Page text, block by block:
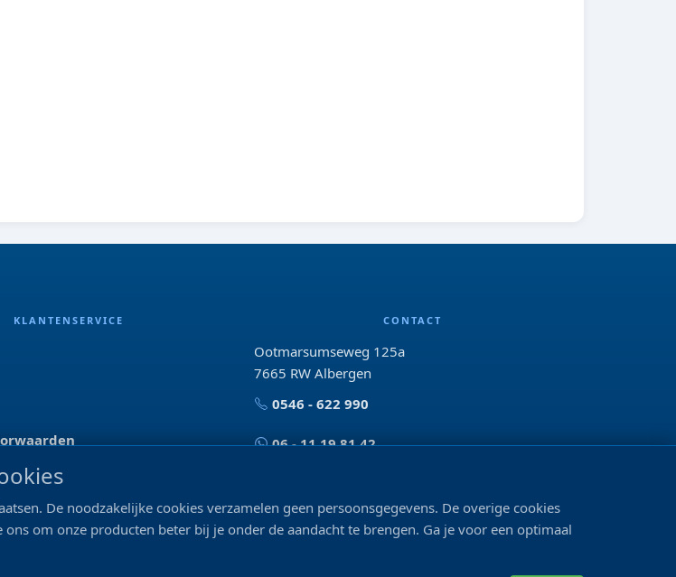
KLANTENSERVICE CONTACT
Ootmarsumseweg 125a
7665 RW Albergen
0546 - 622 990
06 - 11 19 81 42
VOLG ONS
De noodzakelijke cookies verzamelen geen persoonsgegevens. De overige cookies
om onze producten beter bij je onder de aandacht te brengen. Ga je voor een optimaal